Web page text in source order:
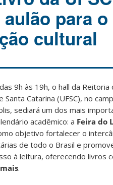
para
cultural
9h às 19h, o hall da Reitoria
Catarina (UFSC), no
sediará um dos mais
acadêmico: a Feira do
objetivo fortalecer o
de todo o Brasil e
à leitura, oferecendo livros
.